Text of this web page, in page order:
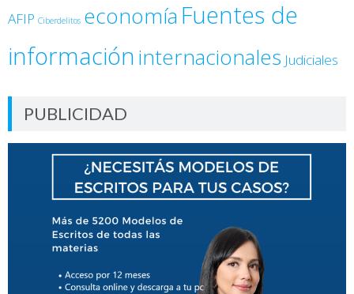
AFIP Ciberdelitos economía Fuentes de
informacióninternacionales Judiciales
PUBLICIDAD